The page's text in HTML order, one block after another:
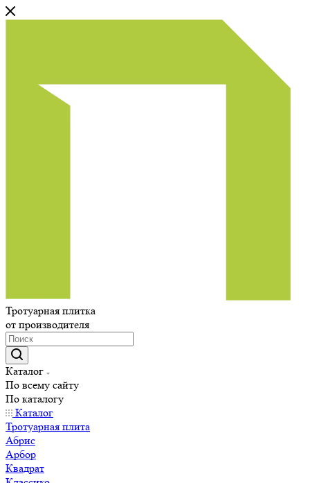
Тротуарная плитка
от производителя
Каталог
По всему сайту
По каталогу
Каталог
Тротуарная плита
Абрис
Арбор
Квадрат